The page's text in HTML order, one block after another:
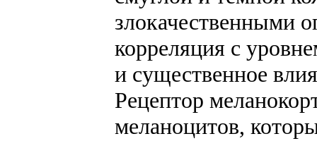
злокачественными
корреляция с
и существенное
Рецептор
меланоцитов,